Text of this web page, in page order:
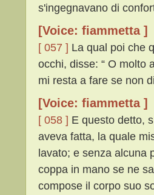
s'ingegnavano di
[Voice: fiammetta ]
[ 057 ] La qual poi che
occhi, disse: “ O molto
mi resta a fare se non
[Voice: fiammetta ]
[ 058 ] E questo detto,
aveva fatta, la quale
lavato; e senza alcuna
coppa in mano se ne
compose il corpo suo